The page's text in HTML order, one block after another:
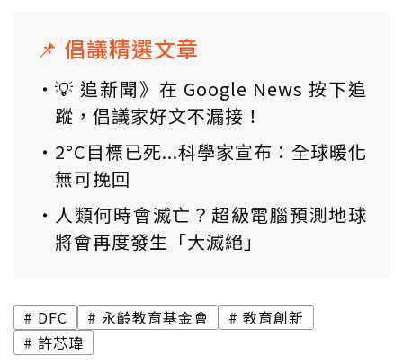
📌 倡議精選文章
💡 追新聞》在 Google News 按下追
蹤，倡議家好文不漏接！
2°C目標已死...科學家宣布：全球暖化
無可挽回
人類何時會滅亡？超級電腦預測地球
將會再度發生「大滅絕」
DFC 永齡教育基金會
教育創新
許芯瑋